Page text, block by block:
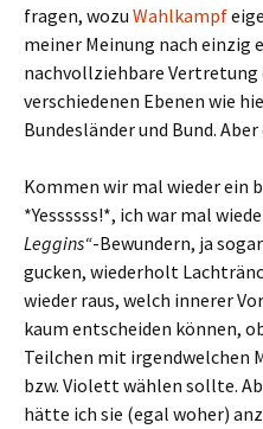
fragen, wozu Wahlkampf
meiner Meinung nach einzig
nachvollziehbare Vertretung
verschiedenen Ebenen wie
Bundesländer und Bund.
Kommen wir mal wieder ein
*Yessssss!*, ich war mal
Leggins“-Bewundern, ja
gucken, wiederholt
wieder raus, welch innerer
kaum entscheiden können,
Teilchen mit irgendwelchen
bzw. Violett wählen sollte.
hätte ich sie (egal woher)